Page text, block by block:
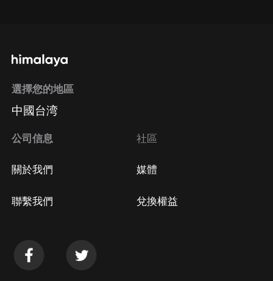
選擇您的地區
中國台湾
公司信息
關於我們
聯繫我們
社區
媒體
兌換權益